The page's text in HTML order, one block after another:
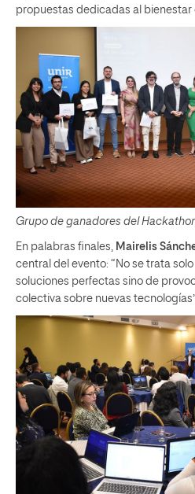
propuestas dedicadas al bienestar
Grupo de ganadores del
En palabras finales, Mairelis
central del evento: “No se trata
soluciones perfectas sino de
colectiva sobre nuevas